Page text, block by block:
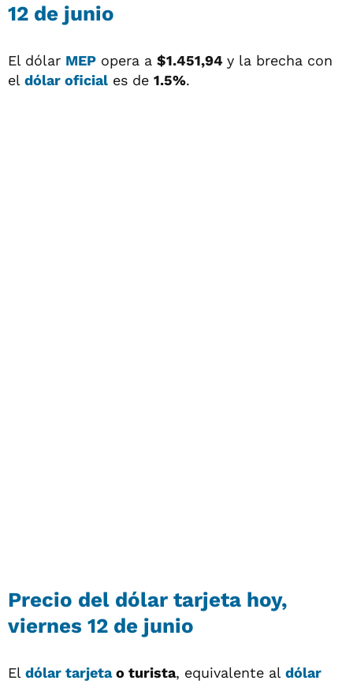
12 de junio
El dólar MEP opera a $1.451,94 y la brecha con
el dólar oficial es de 1.5%.
Precio del dólar tarjeta hoy,
viernes 12 de junio
El dólar tarjetao turista, equivalente al dólar